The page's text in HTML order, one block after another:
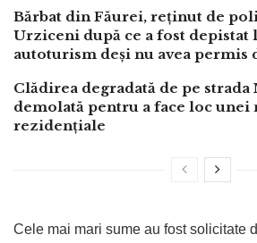
Bărbat din Făurei, reținut de
Urziceni după ce a fost depistat
autoturism deși nu avea permis
Clădirea degradată de pe
demolată pentru a face loc unei
rezidențiale
Cele mai mari sume au fost solicitate